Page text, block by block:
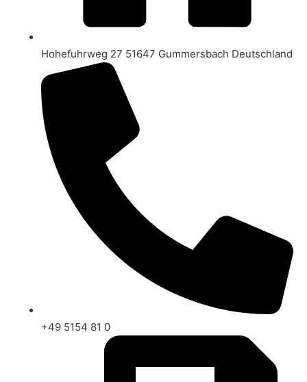
Hohefuhrweg 27 51647 Gummersbach Deutschland
+49 5154 81 0